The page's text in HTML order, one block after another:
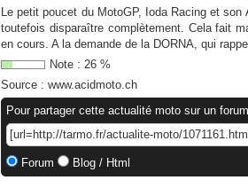
Le petit poucet du MotoGP, Ioda Racing et
toutefois disparaître complètement. Cela fait
en cours. A la demande de la DORNA, qui
Note : 26 %
Source : www.acidmoto.ch
Pour partager cette actualité moto sur un
Forum Blog / Html